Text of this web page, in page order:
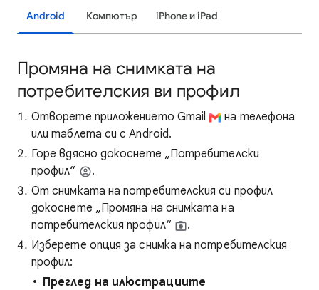
Android Компютър iPhone и iPad
Промяна на снимката на
потребителския ви профил
Отворете приложението Gmail
на телефона
или таблета си с Android.
Горе вдясно докоснете „Потребителски
профил“
.
От снимката на потребителския си профил
докоснете „Промяна на снимката на
потребителския профил“
.
Изберете опция за снимка на потребителския
профил:
Преглед на илюстрациите